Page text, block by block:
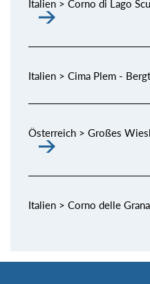
Italien > Corno di Lago
Italien > Cima Plem -
Österreich > Großes
Italien > Corno delle